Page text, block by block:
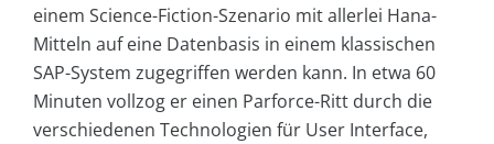
einem Science-Fiction-Szenario mit allerlei Hana-
Mitteln auf eine Datenbasis in einem klassischen
SAP-System zugegriffen werden kann. In etwa 60
Minuten vollzog er einen Parforce-Ritt durch die
verschiedenen Technologien für User Interface,